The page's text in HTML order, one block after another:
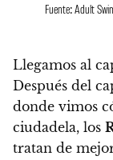
Fuente: Adult
Llegamos al
Después del
donde vimos
ciudadela, los
tratan de